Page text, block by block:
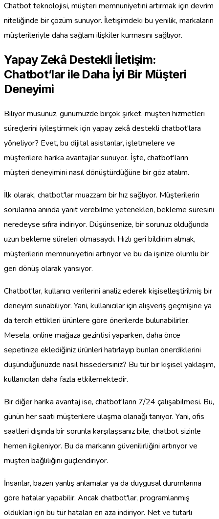
Chatbot teknolojisi, müşteri memnuniyetini artırmak için devrim
niteliğinde bir çözüm sunuyor. İletişimdeki bu yenilik, markaların
müşterileriyle daha sağlam ilişkiler kurmasını sağlıyor.
Yapay Zekâ Destekli İletişim:
Chatbot’lar ile Daha İyi Bir Müşteri
Deneyimi
Biliyor musunuz, günümüzde birçok şirket, müşteri hizmetleri
süreçlerini iyileştirmek için yapay zekâ destekli chatbot'lara
yöneliyor? Evet, bu dijital asistanlar, işletmelere ve
müşterilere harika avantajlar sunuyor. İşte, chatbot'ların
müşteri deneyimini nasıl dönüştürdüğüne bir göz atalım.
İlk olarak, chatbot'lar muazzam bir hız sağlıyor. Müşterilerin
sorularına anında yanıt verebilme yetenekleri, bekleme süresini
neredeyse sıfıra indiriyor. Düşünsenize, bir sorunuz olduğunda
uzun bekleme süreleri olmasaydı. Hızlı geri bildirim almak,
müşterilerin memnuniyetini artırıyor ve bu da işinize olumlu bir
geri dönüş olarak yansıyor.
Chatbot'lar, kullanıcı verilerini analiz ederek kişiselleştirilmiş bir
deneyim sunabiliyor. Yani, kullanıcılar için alışveriş geçmişine ya
da tercih ettikleri ürünlere göre önerilerde bulunabilirler.
Mesela, online mağaza gezintisi yaparken, daha önce
sepetinize eklediğiniz ürünleri hatırlayıp bunları önerdiklerini
düşündüğünüzde nasıl hissedersiniz? Bu tür bir kişisel yaklaşım,
kullanıcıları daha fazla etkilemektedir.
Bir diğer harika avantaj ise, chatbot'ların 7/24 çalışabilmesi. Bu,
günün her saati müşterilere ulaşma olanağı tanıyor. Yani, ofis
saatleri dışında bir sorunla karşılaşsanız bile, chatbot sizinle
hemen ilgileniyor. Bu da markanın güvenilirliğini artırıyor ve
müşteri bağlılığını güçlendiriyor.
İnsanlar, bazen yanlış anlamalar ya da duygusal durumlarına
göre hatalar yapabilir. Ancak chatbot'lar, programlanmış
oldukları için bu tür hataları en aza indiriyor. Net ve tutarlı